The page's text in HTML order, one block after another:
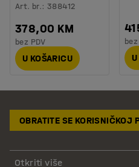
Art. br.:388412
378,00 KM
bez PDV
U KOŠARICU
bez
OBRATITE SE KORISNIČKOJ
Otkriti više